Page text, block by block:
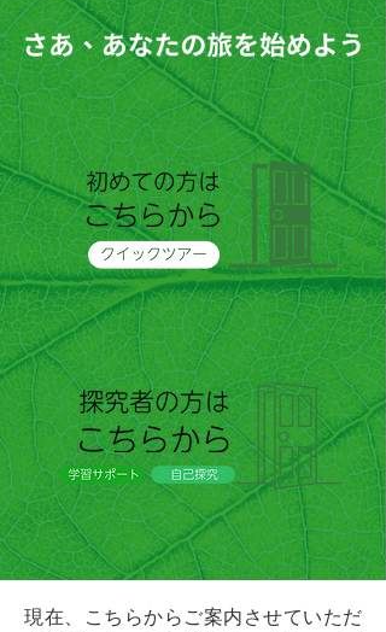
現在、こちらからご案内させていただ